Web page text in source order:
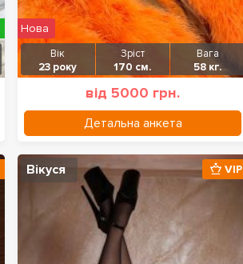
Вік
23 року
Зріст
170 см.
Вага
58 кг.
від 5000 грн.
Детальна анкета
Нова
Вікуся VIP